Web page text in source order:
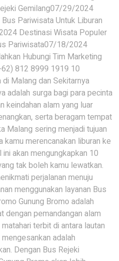
Gemilang07/29/2024
Pariwisata Untuk Liburan
Destinasi Wisata Populer
Pariwisata07/18/2024
Hubungi Tim Marketing
812 8999 1919 10
Malang dan Sekitarnya
adalah surga bagi para pecinta
keindahan alam yang luar
serta beragam tempat
Malang sering menjadi tujuan
kamu merencanakan liburan ke
akan mengungkapkan 10
tak boleh kamu lewatkan.
perjalanan menuju
menggunakan layanan Bus
Gunung Bromo adalah
pemandangan alam
terbit di antara lautan
adalah
Dengan Bus Rejeki